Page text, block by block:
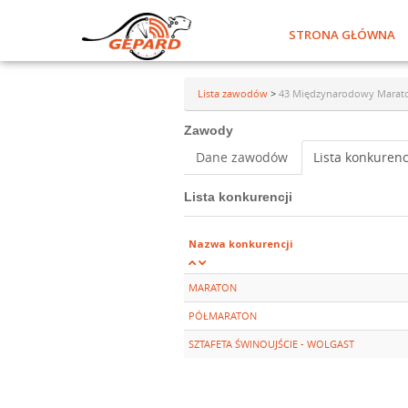
STRONA GŁÓWNA
Lista zawodów > 43 Międzynarodowy
Zawody
Dane zawodów Lista
Lista konkurencji
Nazwa konkurencji
MARATON
PÓŁMARATON
SZTAFETA ŚWINOUJŚCIE - WOLGAST